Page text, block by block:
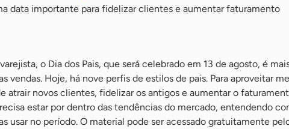
data importante para fidelizar clientes e aumentar faturamento
o Dia dos Pais, que será celebrado em 13 de agosto, é
vendas. Hoje, há nove perfis de estilos de pais. Para aproveitar
atrair novos clientes, fidelizar os antigos e aumentar o
estar por dentro das tendências do mercado, entendendo
usar no período. O material pode ser acessado gratuitamente